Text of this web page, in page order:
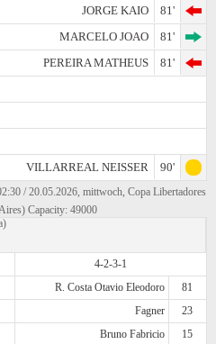
JORGE KAIO
81'
MARCELO JOAO
81'
PEREIRA MATHEUS
81'
VILLARREAL NEISSER
90'
/ 20.05.2026, mittwoch, Copa Libertadores
Capacity: 49000
4-2-3-1
R. Costa Otavio Eleodoro
81
Fagner
23
Bruno Fabricio
15